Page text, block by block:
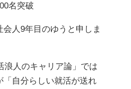
名突破
人9年目のゆうと申しま
浪人のキャリア論」では
「自分らしい就活が送れ